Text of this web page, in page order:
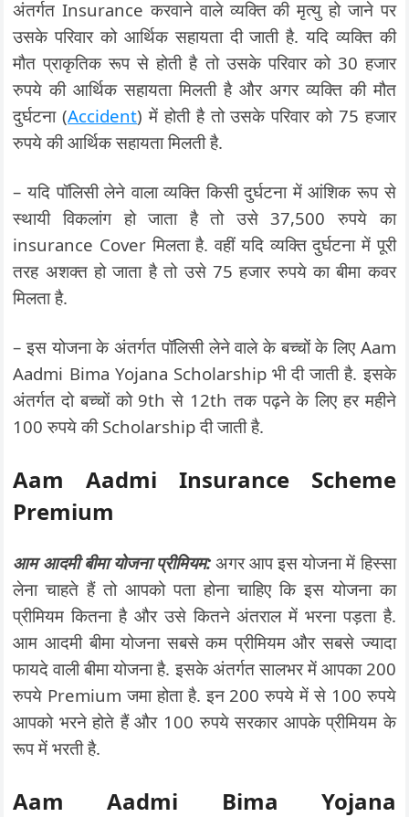
अंतर्गत Insurance करवाने वाले व्यक्ति की मृत्यु हो जाने पर
उसके परिवार को आर्थिक सहायता दी जाती है. यदि व्यक्ति की
मौत प्राकृतिक रूप से होती है तो उसके परिवार को 30 हजार
रुपये की आर्थिक सहायता मिलती है और अगर व्यक्ति की मौत
दुर्घटना (Accident) में होती है तो उसके परिवार को 75 हजार
रुपये की आर्थिक सहायता मिलती है.
– यदि पॉलिसी लेने वाला व्यक्ति किसी दुर्घटना में आंशिक रूप से
स्थायी विकलांग हो जाता है तो उसे 37,500 रुपये का
insurance Cover मिलता है. वहीं यदि व्यक्ति दुर्घटना में पूरी
तरह अशक्त हो जाता है तो उसे 75 हजार रुपये का बीमा कवर
मिलता है.
– इस योजना के अंतर्गत पॉलिसी लेने वाले के बच्चों के लिए Aam
Aadmi Bima Yojana Scholarship भी दी जाती है. इसके
अंतर्गत दो बच्चों को 9th से 12th तक पढ़ने के लिए हर महीने
100 रुपये की Scholarship दी जाती है.
Aam Aadmi Insurance Scheme
Premium
आम आदमी बीमा योजना प्रीमियम: अगर आप इस योजना में हिस्सा
लेना चाहते हैं तो आपको पता होना चाहिए कि इस योजना का
प्रीमियम कितना है और उसे कितने अंतराल में भरना पड़ता है.
आम आदमी बीमा योजना सबसे कम प्रीमियम और सबसे ज्यादा
फायदे वाली बीमा योजना है. इसके अंतर्गत सालभर में आपका 200
रुपये Premium जमा होता है. इन 200 रुपये में से 100 रुपये
आपको भरने होते हैं और 100 रुपये सरकार आपके प्रीमियम के
रूप में भरती है.
Aam Aadmi Bima Yojana